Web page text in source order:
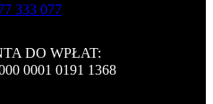
333 077
DO WPŁAT:
0001 0191 1368